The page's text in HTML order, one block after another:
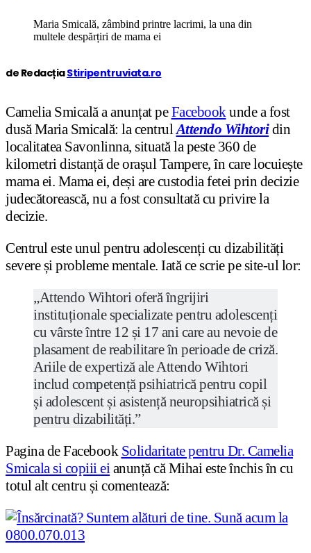
Maria Smicală, zâmbind printre lacrimi, la una din
multele despărțiri de mama ei
de RedacțiaStiripentruviata.ro
Camelia Smicală a anunțat peFacebook unde a fost
dusă Maria Smicală: la centrul Attendo Wihtoridin
localitatea Savonlinna, situată la peste 360 de
kilometri distanță de orașul Tampere, în care locuiește
mama ei. Mama ei, deși are custodia fetei prin decizie
judecătorească, nu a fost consultată cu privire la
decizie.
Centrul este unul pentru adolescenți cu dizabilități
severe și probleme mentale. Iată ce scrie pe site-ul lor:
„Attendo Wihtori oferă îngrijiri
instituționale specializate pentru adolescenți
cu vârste între 12 și 17 ani care au nevoie de
plasament de reabilitare în perioade de criză.
Ariile de expertiză ale Attendo Wihtori
includ competență psihiatrică pentru copil
și adolescent și asistență neuropsihiatrică și
pentru dizabilități.”
Pagina de Facebook Solidaritate pentru Dr. Camelia
Smicala si copiii ei anunță că Mihai este închis în cu
totul alt centru și comentează: